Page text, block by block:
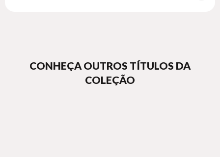
CONHEÇA OUTROS TÍTULOS DA
COLEÇÃO